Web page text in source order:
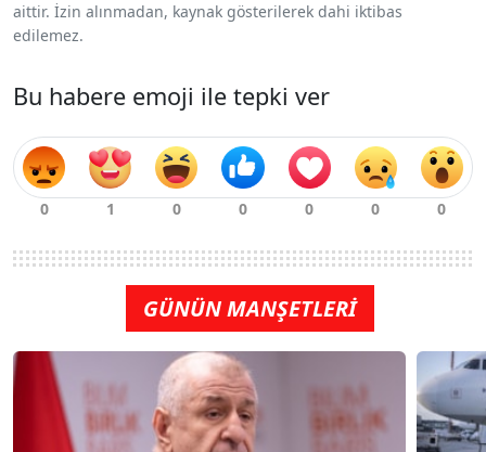
aittir. İzin alınmadan, kaynak gösterilerek dahi iktibas
edilemez.
Bu habere emoji ile tepki ver
GÜNÜN MANŞETLERİ